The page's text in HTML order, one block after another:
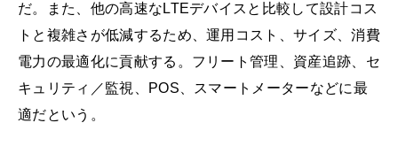
だ。また、他の高速なLTEデバイスと比較して設計コス
トと複雑さが低減するため、運用コスト、サイズ、消費
電力の最適化に貢献する。フリート管理、資産追跡、セ
キュリティ／監視、POS、スマートメーターなどに最
適だという。